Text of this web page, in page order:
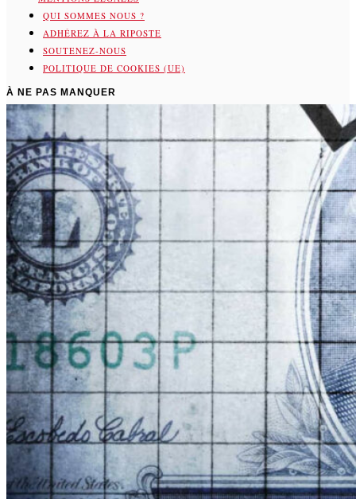
QUI SOMMES NOUS ?
ADHÉREZ À LA RIPOSTE
SOUTENEZ-NOUS
POLITIQUE DE COOKIES (UE)
À NE PAS MANQUER